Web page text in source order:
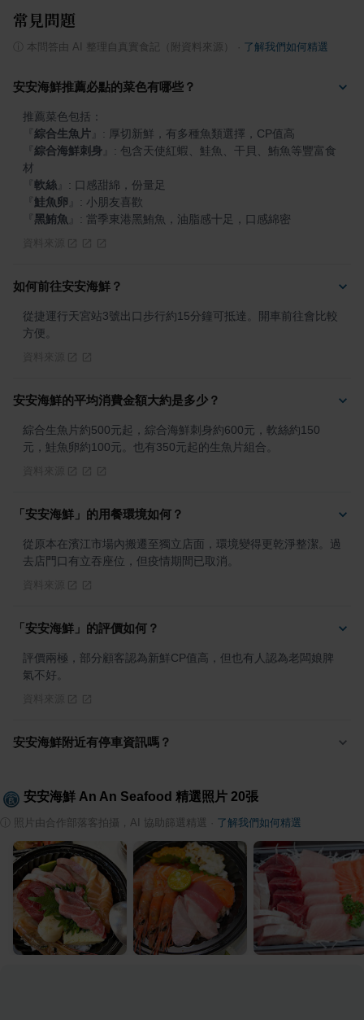
常見問題
本問答由 AI 整理自真實食記（附資料來源） 了解我們如何精選
安安海鮮推薦必點的菜色有哪些？
綜合生魚片
綜合海鮮刺身
: 包含天使紅蝦、鮭魚、干貝、鮪魚等豐富食
軟絲
鮭魚卵
黑鮪魚 : 當季東港黑鮪魚，油脂感十足，口感綿密
如何前往安安海鮮？
從捷運行天宮站3號出口步行約15分鐘可抵達。開車前往會比較
方便。
安安海鮮的平均消費金額大約是多少？
綜合生魚片約500元起，綜合海鮮刺身約600元，軟絲約150
元，鮭魚卵約100元。也有350元起的生魚片組合。
「安安海鮮」的用餐環境如何？
從原本在濱江市場內搬遷至獨立店面，環境變得更乾淨整潔。過
去店門口有立吞座位，但疫情期間已取消。
「安安海鮮」的評價如何？
評價兩極，部分顧客認為新鮮CP值高，但也有人認為老闆娘脾
氣不好。
安安海鮮附近有停車資訊嗎？
安安海鮮 An An Seafood 精選照片 20張
照片由合作部落客拍攝，AI 協助篩選精選 了解我們如何精選